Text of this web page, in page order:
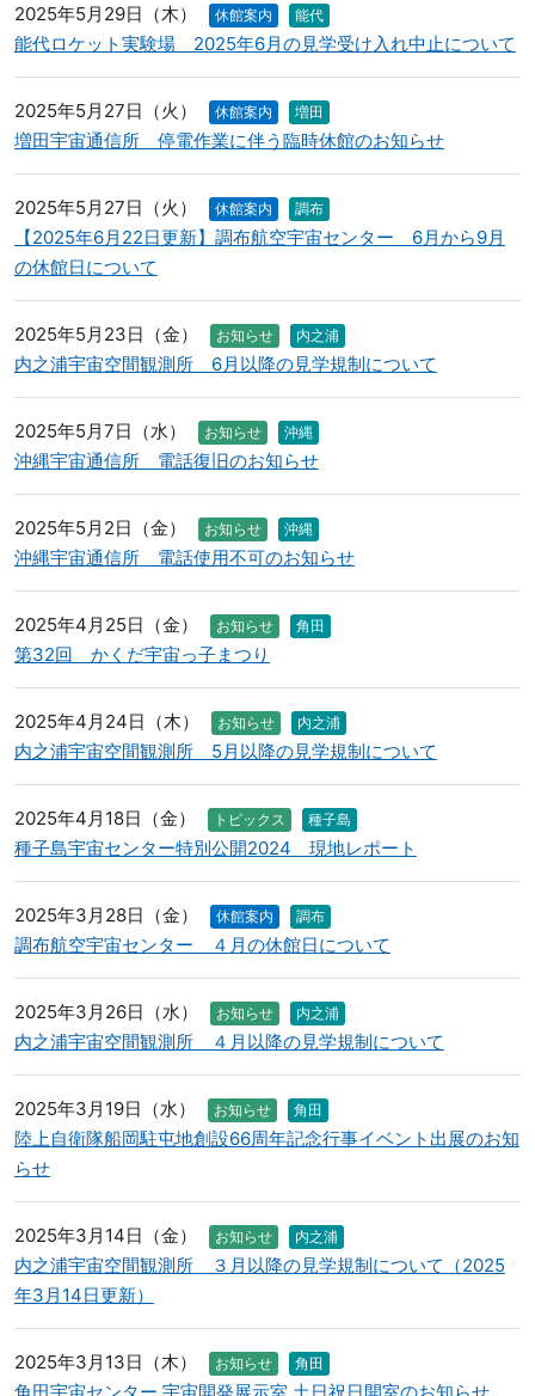
2025年5月29日（木） 休館案内 能代
能代ロケット実験場 2025年6月の見学受け入れ中止について
2025年5月27日（火） 休館案内 増田
増田宇宙通信所 停電作業に伴う臨時休館のお知らせ
2025年5月27日（火） 休館案内 調布
【2025年6月22日更新】調布航空宇宙センター 6月から9月
の休館日について
2025年5月23日（金） お知らせ 内之浦
内之浦宇宙空間観測所 6月以降の見学規制について
2025年5月7日（水） お知らせ 沖縄
沖縄宇宙通信所 電話復旧のお知らせ
2025年5月2日（金） お知らせ 沖縄
沖縄宇宙通信所 電話使用不可のお知らせ
2025年4月25日（金） お知らせ 角田
第32回 かくだ宇宙っ子まつり
2025年4月24日（木） お知らせ 内之浦
内之浦宇宙空間観測所 5月以降の見学規制について
2025年4月18日（金） トピックス 種子島
種子島宇宙センター特別公開2024 現地レポート
2025年3月28日（金） 休館案内 調布
調布航空宇宙センター ４月の休館日について
2025年3月26日（水） お知らせ 内之浦
内之浦宇宙空間観測所 ４月以降の見学規制について
2025年3月19日（水） お知らせ 角田
陸上自衛隊船岡駐屯地創設66周年記念行事イベント出展のお知
らせ
2025年3月14日（金） お知らせ 内之浦
内之浦宇宙空間観測所 ３月以降の見学規制について（2025
年3月14日更新）
2025年3月13日（木） お知らせ 角田